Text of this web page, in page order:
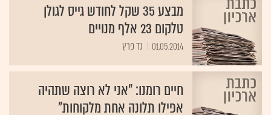
מבצע 35 שקל לחודש גייס לגולן
טלקום 23 אלף מנויים
01.05.2014 גד פרץ
חיים רומנו: "אני לא רוצה שתהיה
אפילו תלונה אחת מלקוחות"